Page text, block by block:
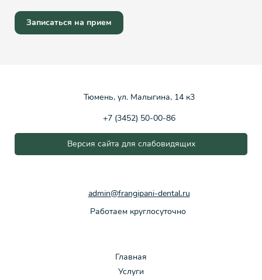
Записаться на прием
Тюмень, ул. Малыгина, 14 к3
+7 (3452) 50-00-86
Версия сайта для слабовидящих
admin@frangipani-dental.ru
Работаем круглосуточно
Главная
Услуги